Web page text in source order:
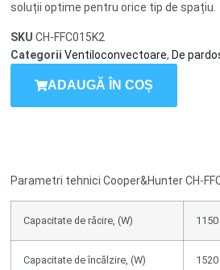
soluții optime pentru orice tip de spațiu.
SKUCH-FFC015K2
Categorii Ventiloconvectoare,De
ADAUGĂ ÎN COȘ
Parametri tehnici Cooper&Hunter CH-
Capacitate de răcire, (W) 1150
Capacitate de încălzire, (W) 1520